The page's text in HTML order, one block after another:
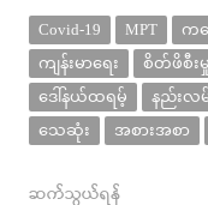
Covid-19 MPT က
ကျန်းမာရေး
စိတ်ဖိစီးမှု
ဒေါ်နယ်ထရမ့်
နည်းလ
သေဆုံး
အစားအစာ
ဆက်သွယ်ရန်